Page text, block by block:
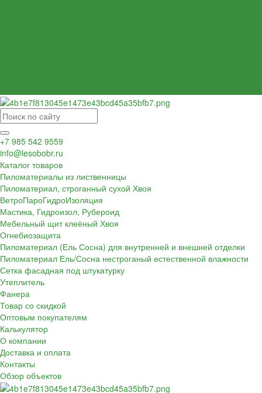
+7 985 542 9559
info@lesobobr.ru
Каталог товаров
Пиломатериалы из лиственницы
Пиломатериал, строганный сухой Хвоя
ВетроПароГидроИзоляция
Мастика, Гидроизол, Рубероид
Мебельный щит клеёный Хвоя
Огнебиозащита
Пиломатериал (Ель Сосна) для внутренней и внешней отделки
Пиломатериал Ель/Сосна нестроганый естественной влажности
Сетка фасадная под штукатурку
Утеплитель
Фанера
Товар со скидкой
Оптовым покупателям
Калькулятор
О компании
Доставка и оплата
Контакты
Обзор объектов